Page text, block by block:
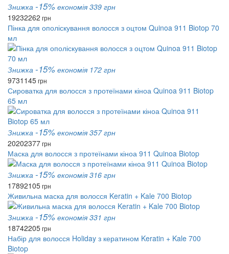
Знижка -15% економія 339 грн
19232262 грн
Пінка для ополіскування волосся з оцтом Quinoa 911 Biotop 70
мл
Знижка -15% економія 172 грн
9731145грн
Сироватка для волосся з протеїнами кіноа Quinoa 911 Biotop
65 мл
Знижка -15% економія 357 грн
20202377грн
Маска для волосся з протеїнами кіноа 911 Quinoa Biotop
Знижка -15% економія 316 грн
17892105грн
Живильна маска для волосся Keratin + Kale 700 Biotop
Знижка -15% економія 331 грн
18742205грн
Набір для волосся Holiday з кератином Keratin + Kale 700
Biotop